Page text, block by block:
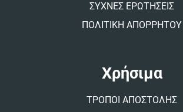
ΣΥΧΝΕΣ ΕΡΩΤΗΣΕΙΣ
ΠΟΛΙΤΙΚΗ ΑΠΟΡΡΗΤΟΥ
Χρήσιμα
ΤΡΟΠΟΙ ΑΠΟΣΤΟΛΗΣ